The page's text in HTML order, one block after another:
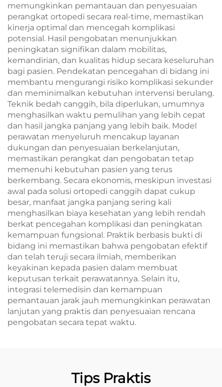
memungkinkan pemantauan dan penyesuaian
perangkat ortopedi secara real-time, memastikan
kinerja optimal dan mencegah komplikasi
potensial. Hasil pengobatan menunjukkan
peningkatan signifikan dalam mobilitas,
kemandirian, dan kualitas hidup secara keseluruhan
bagi pasien. Pendekatan pencegahan di bidang ini
membantu mengurangi risiko komplikasi sekunder
dan meminimalkan kebutuhan intervensi berulang.
Teknik bedah canggih, bila diperlukan, umumnya
menghasilkan waktu pemulihan yang lebih cepat
dan hasil jangka panjang yang lebih baik. Model
perawatan menyeluruh mencakup layanan
dukungan dan penyesuaian berkelanjutan,
memastikan perangkat dan pengobatan tetap
memenuhi kebutuhan pasien yang terus
berkembang. Secara ekonomis, meskipun investasi
awal pada solusi ortopedi canggih dapat cukup
besar, manfaat jangka panjang sering kali
menghasilkan biaya kesehatan yang lebih rendah
berkat pencegahan komplikasi dan peningkatan
kemampuan fungsional. Praktik berbasis bukti di
bidang ini memastikan bahwa pengobatan efektif
dan telah teruji secara ilmiah, memberikan
keyakinan kepada pasien dalam membuat
keputusan terkait perawatannya. Selain itu,
integrasi telemedisin dan kemampuan
pemantauan jarak jauh memungkinkan perawatan
lanjutan yang praktis dan penyesuaian rencana
pengobatan secara tepat waktu.
Tips Praktis